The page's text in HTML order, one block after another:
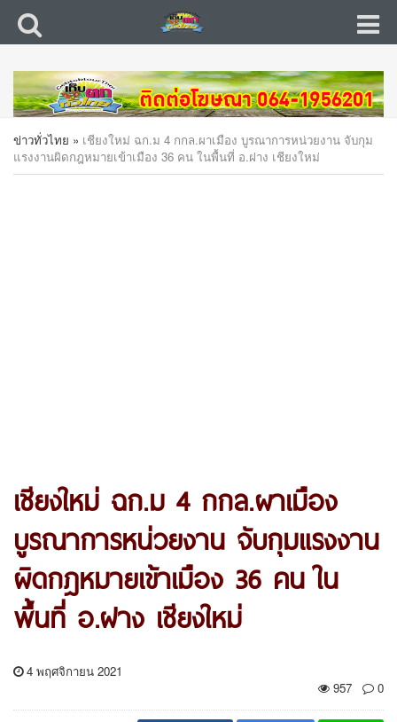
ข่าวทั่วไทย » เชียงใหม่ ฉก.ม 4 กกล.ผาเมือง บูรณาการหน่วยงาน จับกุม
แรงงานผิดกฎหมายเข้าเมือง 36 คน ในพื้นที่ อ.ฝาง เชียงใหม่
เชียงใหม่ ฉก.ม 4 กกล.ผาเมือง
บูรณาการหน่วยงาน จับกุมแรงงาน
ผิดกฎหมายเข้าเมือง 36 คน ใน
พื้นที่ อ.ฝาง เชียงใหม่
4 พฤศจิกายน 2021
957
0